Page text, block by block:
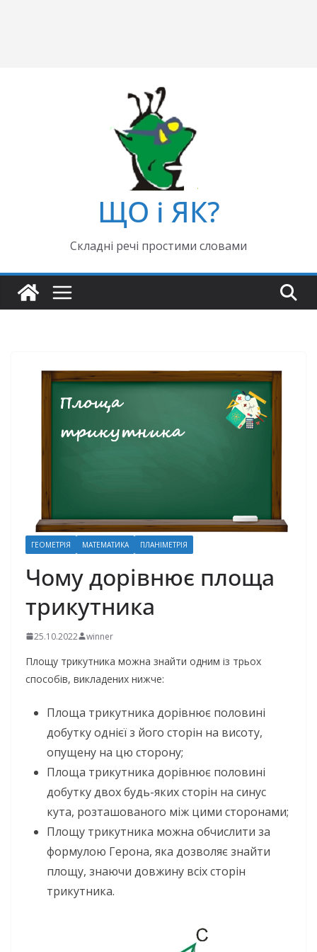
ЩО і ЯК?
Складні речі простими словами
ГЕОМЕТРІЯ МАТЕМАТИКА ПЛАНІМЕТРІЯ
Чому дорівнює площа
трикутника
25.10.2022 winner
Площу трикутника можна знайти одним із трьох
способів, викладених нижче:
Площа трикутника дорівнює половині
добутку однієї з його сторін на висоту,
опущену на цю сторону;
Площа трикутника дорівнює половині
добутку двох будь-яких сторін на синус
кута, розташованого між цими сторонами;
Площу трикутника можна обчислити за
формулою Герона, яка дозволяє знайти
площу, знаючи довжину всіх сторін
трикутника.